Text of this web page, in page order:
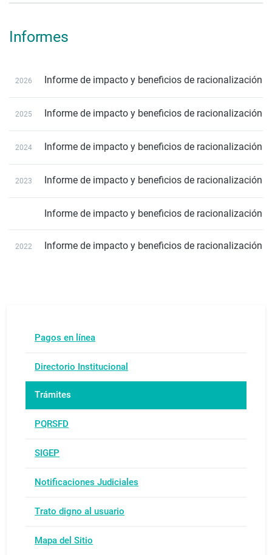
Informes
2026 Informe de impacto y beneficios de racionalización
2025 Informe de impacto y beneficios de racionalización
2024 Informe de impacto y beneficios de racionalización
2023 Informe de impacto y beneficios de racionalización
Informe de impacto y beneficios de racionalización
2022 Informe de impacto y beneficios de racionalización
Pagos en línea
Directorio Institucional
Trámites
PQRSFD
SIGEP
Notificaciones Judiciales
Trato digno al usuario
Mapa del Sitio